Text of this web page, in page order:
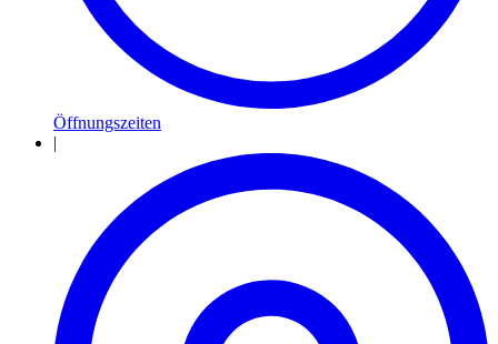
Öffnungszeiten
|